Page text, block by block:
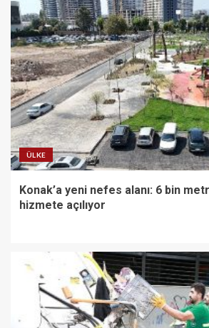
ÜLKE
Konak’a yeni nefes alanı: 6 bin
hizmete açılıyor